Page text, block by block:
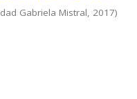
Gabriela Mistral 2017)